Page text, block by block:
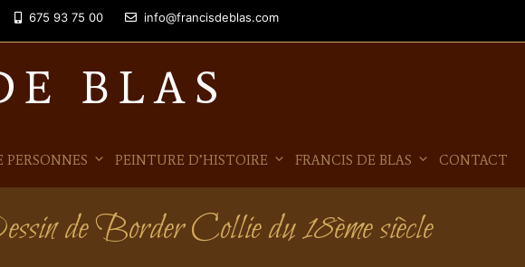
675 93 75 00 info@francisdeblas.com
BLAS
PEINTURE D’HISTOIRE FRANCIS DE BLAS CONTACT
de Border Collie du 18ème siècle